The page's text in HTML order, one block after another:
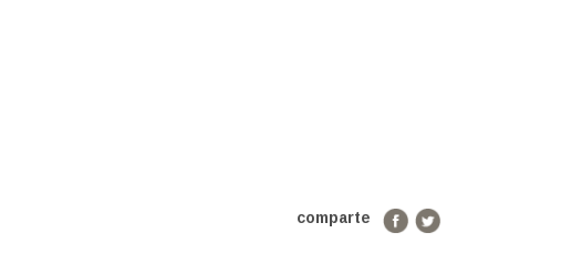
comparte